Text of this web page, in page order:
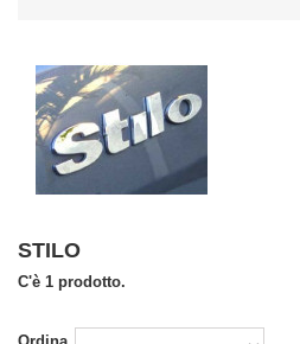
STILO
C'è 1 prodotto.